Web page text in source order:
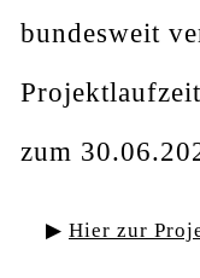
bundesweit
zum
Hier zur